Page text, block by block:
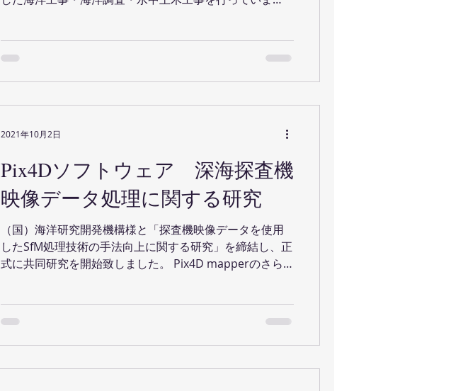
Pix4Dソフトウェア 深海探査機
映像データ処理に関する研究
（国）海洋研究開発機構様と「探査機映像データを使用
したSfM処理技術の手法向上に関する研究」を締結し、正
式に共同研究を開始致しました。 Pix4D mapperのさら
技術学...
2021年10月2日